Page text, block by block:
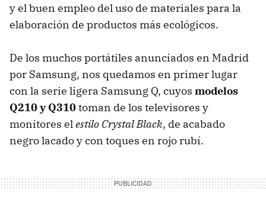
y el buen empleo del uso de materiales para la
elaboración de productos más ecológicos.
De los muchos portátiles anunciados en Madrid
por Samsung, nos quedamos en primer lugar
con la serie ligera Samsung Q, cuyos modelos
Q210 y Q310toman de los televisores y
monitores elestilo Crystal Black, de acabado
negro lacado y con toques en rojo rubí.